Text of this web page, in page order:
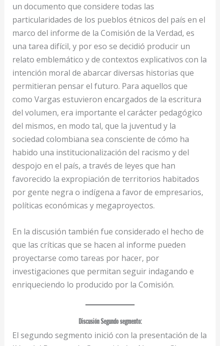
un documento que considere todas las
particularidades de los pueblos étnicos del país en el
marco del informe de la Comisión de la Verdad, es
una tarea difícil, y por eso se decidió producir un
relato emblemático y de contextos explicativos con la
intención moral de abarcar diversas historias que
permitieran pensar el futuro. Para aquellos que
como Vargas estuvieron encargados de la escritura
del volumen, era importante el carácter pedagógico
del mismos, en modo tal, que la juventud y la
sociedad colombiana sea consciente de cómo ha
habido una institucionalización del racismo y del
despojo en el país, a través de leyes que han
favorecido la expropiación de territorios habitados
por gente negra o indígena a favor de empresarios,
políticas económicas y megaproyectos.
En la discusión también fue considerado el hecho de
que las críticas que se hacen al informe pueden
proyectarse como tareas por hacer, por
investigaciones que permitan seguir indagando e
enriqueciendo lo producido por la Comisión.
Discusión Segundo segmento:
El segundo segmento inició con la presentación de la